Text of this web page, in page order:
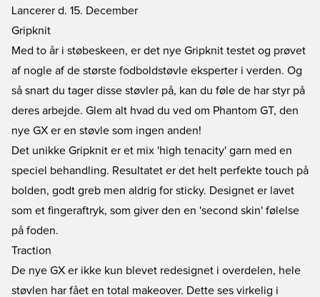
Lancerer d. 15. December
Gripknit
Med to år i støbeskeen, er det nye Gripknit testet og prøvet
af nogle af de største fodboldstøvle eksperter i verden. Og
så snart du tager disse støvler på, kan du føle de har styr på
deres arbejde. Glem alt hvad du ved om Phantom GT, den
nye GX er en støvle som ingen anden!
Det unikke Gripknit er et mix 'high tenacity' garn med en
speciel behandling. Resultatet er det helt perfekte touch på
bolden, godt greb men aldrig for sticky. Designet er lavet
som et fingeraftryk, som giver den en 'second skin' følelse
på foden.
Traction
De nye GX er ikke kun blevet redesignet i overdelen, hele
støvlen har fået en total makeover. Dette ses virkelig i